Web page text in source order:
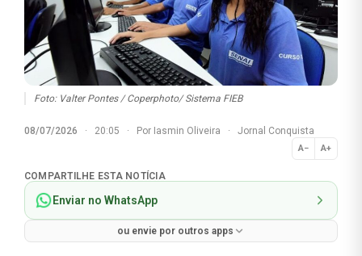
Foto: Valter Pontes / Coperphoto/ Sistema FIEB
08/07/2026 · 20:05 · Por Iasmin Oliveira · Jornal Conquista
A− A+
Normal
COMPARTILHE ESTA NOTÍCIA
Enviar no WhatsApp
ou envie por outros apps